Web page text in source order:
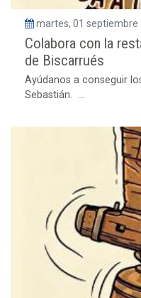
martes, 01 septiembre
Colabora con la
de Biscarrués
Ayúdanos a conseguir
Sebastián. ...